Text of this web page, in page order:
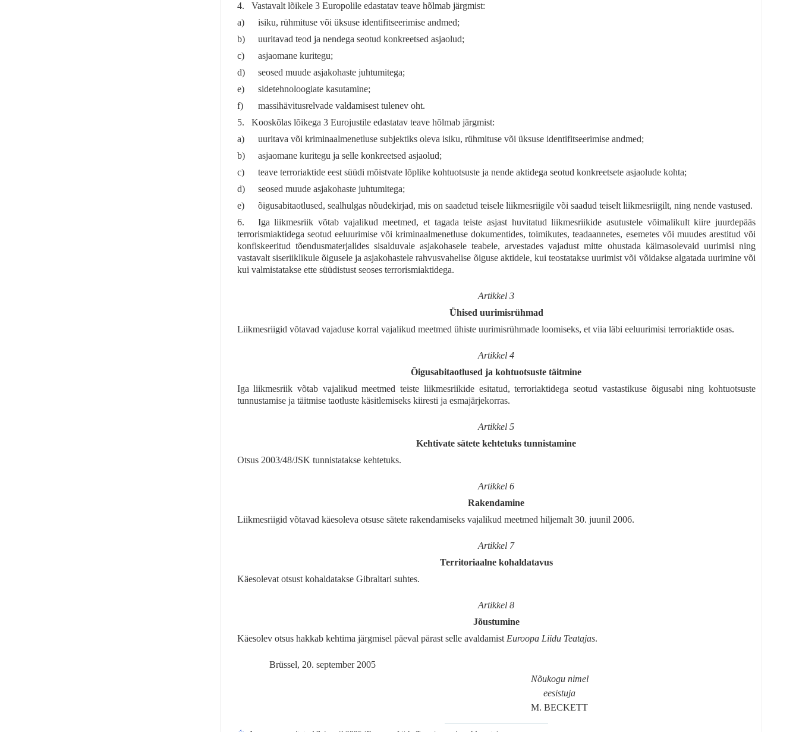
4. Vastavalt lõikele 3 Europolile edastatav teave hõlmab järgmist:
a)
isiku, rühmituse või üksuse identifitseerimise andmed;
b)
uuritavad teod ja nendega seotud konkreetsed asjaolud;
c)
asjaomane kuritegu;
d)
seosed muude asjakohaste juhtumitega;
e)
sidetehnoloogiate kasutamine;
f)
massihävitusrelvade valdamisest tulenev oht.
5. Kooskõlas lõikega 3 Eurojustile edastatav teave hõlmab järgmist:
a)
uuritava või kriminaalmenetluse subjektiks oleva isiku, rühmituse või üksuse identifitseerimise andmed;
b)
asjaomane kuritegu ja selle konkreetsed asjaolud;
c)
teave terroriaktide eest süüdi mõistvate lõplike kohtuotsuste ja nende aktidega seotud konkreetsete asjaolude kohta;
d)
seosed muude asjakohaste juhtumitega;
e)
õigusabitaotlused, sealhulgas nõudekirjad, mis on saadetud teisele liikmesriigile või saadud teiselt liikmesriigilt, ning nende vastused.
6. Iga liikmesriik võtab vajalikud meetmed, et tagada teiste asjast huvitatud liikmesriikide asutustele võimalikult kiire juurdepääs
terrorismiaktidega seotud eeluurimise või kriminaalmenetluse dokumentides, toimikutes, teadaannetes, esemetes või muudes arestitud või
konfiskeeritud tõendusmaterjalides sisalduvale asjakohasele teabele, arvestades vajadust mitte ohustada käimasolevaid uurimisi ning
vastavalt siseriiklikule õigusele ja asjakohastele rahvusvahelise õiguse aktidele, kui teostatakse uurimist või võidakse algatada uurimine või
kui valmistatakse ette süüdistust seoses terrorismiaktidega.
Artikkel 3
Ühised uurimisrühmad
Liikmesriigid võtavad vajaduse korral vajalikud meetmed ühiste uurimisrühmade loomiseks, et viia läbi eeluurimisi terroriaktide osas.
Artikkel 4
Õigusabitaotlused ja kohtuotsuste täitmine
Iga liikmesriik võtab vajalikud meetmed teiste liikmesriikide esitatud, terroriaktidega seotud vastastikuse õigusabi ning kohtuotsuste
tunnustamise ja täitmise taotluste käsitlemiseks kiiresti ja esmajärjekorras.
Artikkel 5
Kehtivate sätete kehtetuks tunnistamine
Otsus 2003/48/JSK tunnistatakse kehtetuks.
Artikkel 6
Rakendamine
Liikmesriigid võtavad käesoleva otsuse sätete rakendamiseks vajalikud meetmed hiljemalt 30. juunil 2006.
Artikkel 7
Territoriaalne kohaldatavus
Käesolevat otsust kohaldatakse Gibraltari suhtes.
Artikkel 8
Jõustumine
Käesolev otsus hakkab kehtima järgmisel päeval pärast selle avaldamistEuroopa Liidu Teatajas.
Brüssel, 20. september 2005
Nõukogu nimel
eesistuja
M. BECKETT